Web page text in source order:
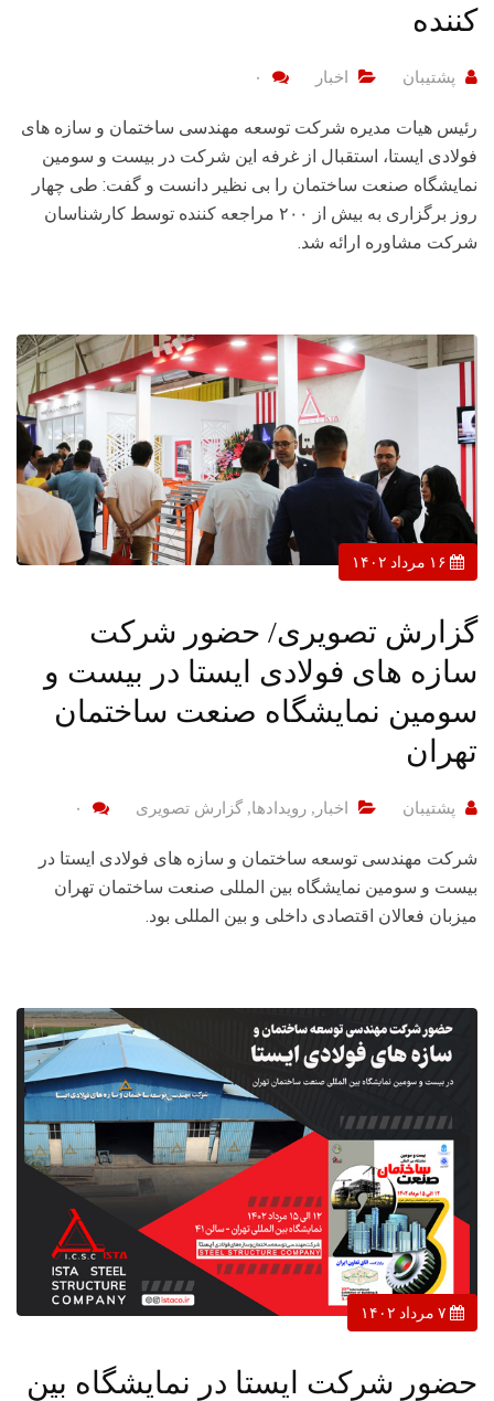
کننده
پشتیبان اخبار ۰
رئیس هیات مدیره شرکت توسعه مهندسی ساختمان و سازه های
فولادی ایستا، استقبال از غرفه این شرکت در بیست و سومین
نمایشگاه صنعت ساختمان را بی نظیر دانست و گفت: طی چهار
روز برگزاری به بیش از ۲۰۰ مراجعه کننده توسط کارشناسان
شرکت مشاوره ارائه شد.
گزارش تصویری/ حضور شرکت
سازه های فولادی ایستا در بیست و
سومین نمایشگاه صنعت ساختمان
تهران
پشتیبان اخبار , رویدادها, گزارش تصویری ۰
شرکت مهندسی توسعه ساختمان و سازه های فولادی ایستا در
بیست و سومین نمایشگاه بین المللی صنعت ساختمان تهران
میزبان فعالان اقتصادی داخلی و بین المللی بود.
حضور شرکت ایستا در نمایشگاه بین